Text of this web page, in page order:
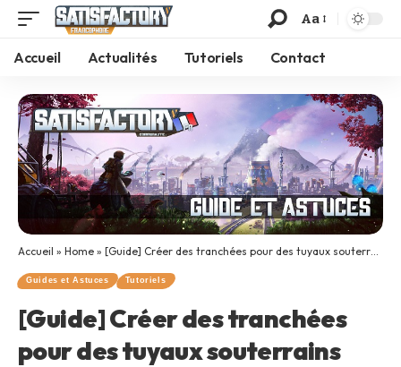
Aa
Accueil Actualités Tutoriels Contact
Accueil » Home » [Guide] Créer des tranchées pour des tuyaux souterrains
Guides et Astuces Tutoriels
[Guide] Créer des tranchées
pour des tuyaux souterrains